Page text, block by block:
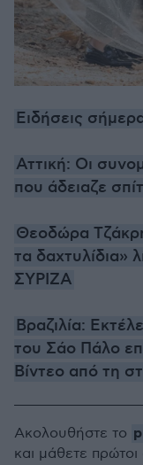
Ειδήσεις
Αττική: Οι
που άδειαζε
Θεοδώρα
τα δαχτυλίδια»
ΣΥΡΙΖΑ
Βραζιλία:
του Σάο Πάλο
Βίντεο από τη
Ακολουθήστε το
και μάθετε πρώτοι